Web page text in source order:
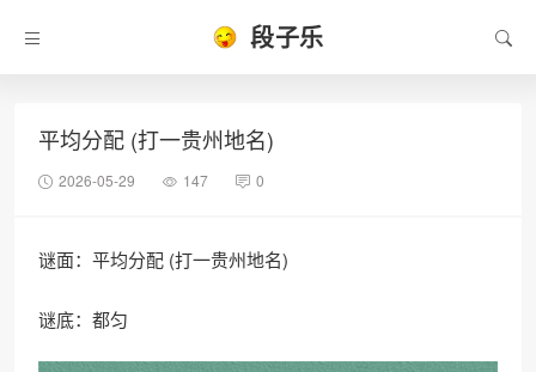
段子乐
平均分配 (打一贵州地名)
2026-05-29 147 0
谜面：平均分配 (打一贵州地名)
谜底：都匀